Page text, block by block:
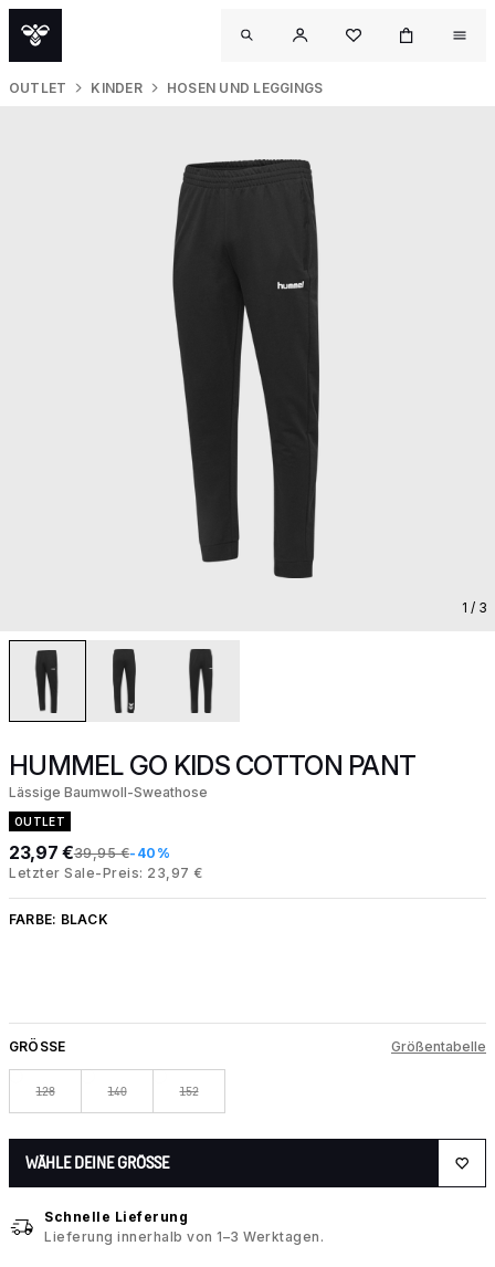
OUTLET KINDER HOSEN UND LEGGINGS
1 / 3
HUMMEL GO KIDS COTTON PANT
Lässige Baumwoll-Sweathose
OUTLET
23,97 €39,95 €-40%
Letzter Sale-Preis: 23,97 €
FARBE: BLACK
GRÖSSE Größentabelle
128 140 152
WÄHLE DEINE GRÖSSE
Schnelle Lieferung
Lieferung innerhalb von 1–3 Werktagen.